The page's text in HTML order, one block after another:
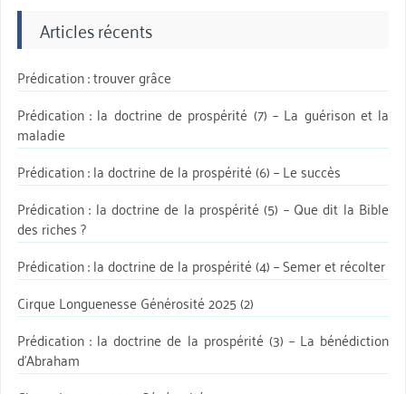
Articles récents
Prédication : trouver grâce
Prédication : la doctrine de prospérité (7) – La guérison et la
maladie
Prédication : la doctrine de la prospérité (6) – Le succès
Prédication : la doctrine de la prospérité (5) – Que dit la Bible
des riches ?
Prédication : la doctrine de la prospérité (4) – Semer et récolter
Cirque Longuenesse Générosité 2025 (2)
Prédication : la doctrine de la prospérité (3) – La bénédiction
d’Abraham